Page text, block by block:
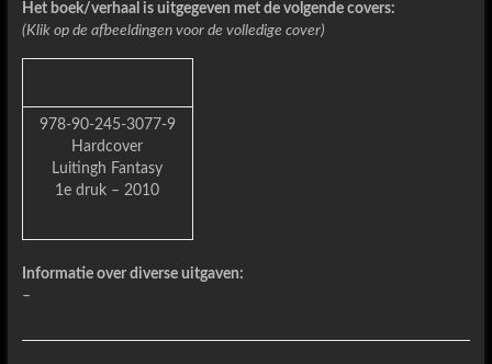
Het boek/verhaal is uitgegeven met de volgende covers:
(Klik op de afbeeldingen voor de volledige cover)
978-90-245-3077-9
Hardcover
Luitingh Fantasy
1e druk – 2010
Informatie over diverse uitgaven:
–